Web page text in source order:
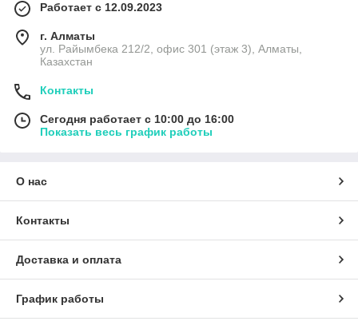
Работает с 12.09.2023
г. Алматы
ул. Райымбека 212/2, офис 301 (этаж 3), Алматы,
Казахстан
Контакты
Сегодня работает с 10:00 до 16:00
Показать весь график работы
О нас
Контакты
Доставка и оплата
График работы